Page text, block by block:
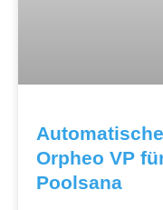
Orpheo VP
Poolsana